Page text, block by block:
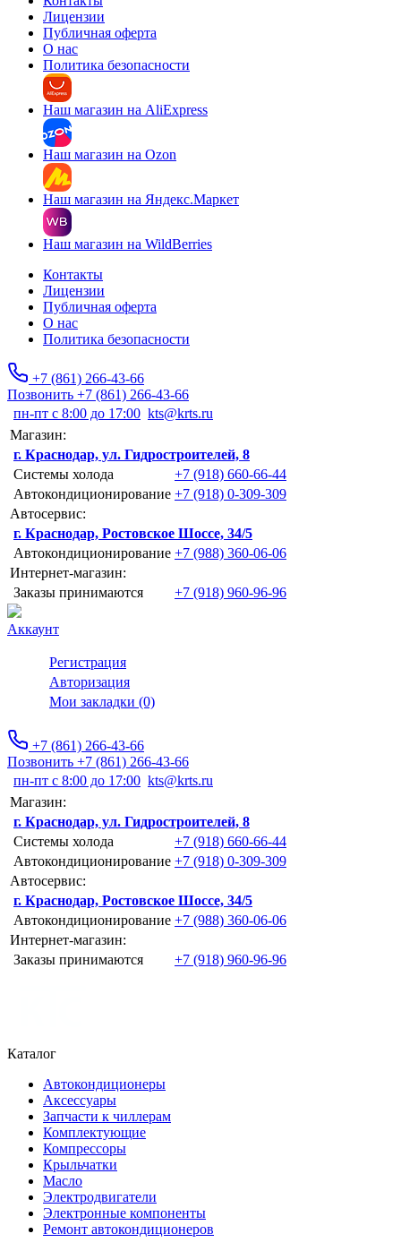
Лицензии
Публичная оферта
О нас
Политика безопасности
Наш магазин на AliExpress
Наш магазин на Ozon
Наш магазин на Яндекс.Маркет
Наш магазин на WildBerries
Контакты
Лицензии
Публичная оферта
О нас
Политика безопасности
+7 (861) 266-43-66
Позвонить +7 (861) 266-43-66
пн-пт с 8:00 до 17:00 kts@krts.ru
Магазин:
г. Краснодар, ул. Гидростроителей, 8
Системы холода
+7 (918) 660-66-44
Автокондиционирование +7 (918) 0-309-309
Автосервис:
г. Краснодар, Ростовское Шоссе, 34/5
Автокондиционирование +7 (988) 360-06-06
Интернет-магазин:
Заказы принимаются
+7 (918) 960-96-96
Аккаунт
Регистрация
Авторизация
Мои закладки (0)
+7 (861) 266-43-66
Позвонить +7 (861) 266-43-66
пн-пт с 8:00 до 17:00 kts@krts.ru
Магазин:
г. Краснодар, ул. Гидростроителей, 8
Системы холода
+7 (918) 660-66-44
Автокондиционирование +7 (918) 0-309-309
Автосервис:
г. Краснодар, Ростовское Шоссе, 34/5
Автокондиционирование +7 (988) 360-06-06
Интернет-магазин:
Заказы принимаются
+7 (918) 960-96-96
Каталог
Автокондиционеры
Аксессуары
Запчасти к чиллерам
Комплектующие
Компрессоры
Крыльчатки
Масло
Электродвигатели
Электронные компоненты
Ремонт автокондиционеров